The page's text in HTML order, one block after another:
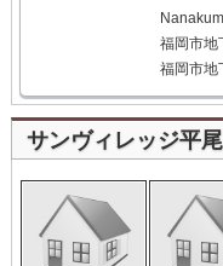
福岡市地
福岡市地
サンヴィレッジ平